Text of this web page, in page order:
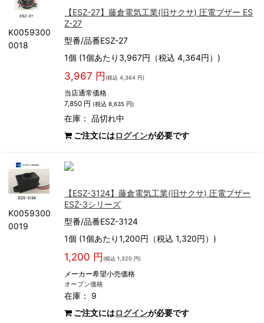
K0059300
0018
【ESZ-27】藤倉電気工業(旧サクサ) 圧電ブザー ES
Z-27
型番/品番ESZ-27
1個 (1個あたり3,967円（税込 4,364円）)
3,967 円 (税込 4,364 円)
当店通常価格
7,850 円 (税込 8,635 円)
在庫：品切れ中
ご注文にはログインが必要です
K0059300
0019
【ESZ-3124】藤倉電気工業(旧サクサ) 圧電ブザー
ESZ-3シリーズ
型番/品番ESZ-3124
1個 (1個あたり1,200円（税込 1,320円）)
1,200 円 (税込 1,320 円)
メーカー希望小売価格
オープン価格
在庫： 9
ご注文にはログインが必要です